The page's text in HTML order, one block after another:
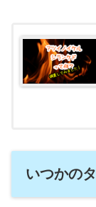
いつかの